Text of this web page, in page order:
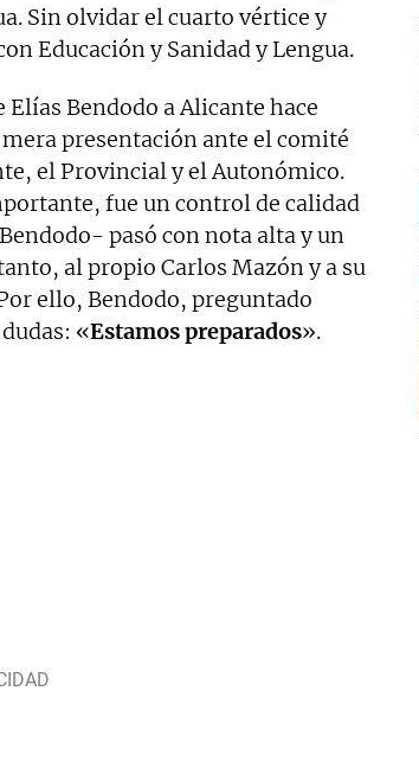
Sin olvidar el cuarto vértice y
Educación y Sanidad y Lengua.
Bendodo a Alicante hace
presentación ante el comité
el Provincial y el Autonómico.
fue un control de calidad
pasó con nota alta y un
al propio Carlos Mazón y a su
ello, Bendodo, preguntado
«Estamos preparados».